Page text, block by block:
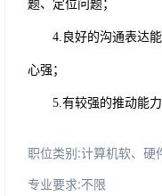
题、定位问题；
4. 良好的沟通表达
心强 ；
5.有较强的推动能
职位类别:计算机软、硬
专业要求:不限